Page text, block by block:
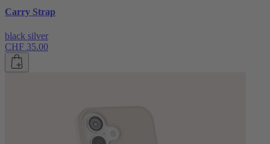
Carry Strap
black silver
CHF 35.00